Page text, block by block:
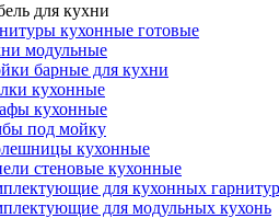
для кухни
кухонные готовые
модульные
барные для кухни
кухонные
кухонные
под мойку
кухонные
стеновые кухонные
для кухонных
для модульных кухонь